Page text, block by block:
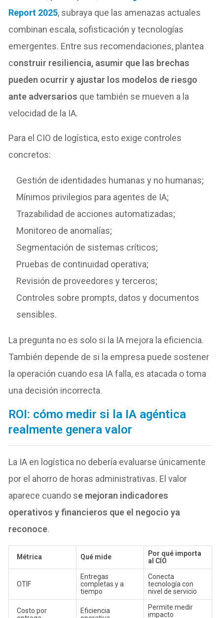
Report 2025, subraya que las amenazas actuales
combinan escala, sofisticación y tecnologías
emergentes. Entre sus recomendaciones, plantea
construir resiliencia, asumir que las brechas
pueden ocurrir y ajustar los modelos de riesgo
ante adversarios que también se mueven a la
velocidad de la IA.
Para el CIO de logística, esto exige controles
concretos:
Gestión de identidades humanas y no humanas;
Mínimos privilegios para agentes de IA;
Trazabilidad de acciones automatizadas;
Monitoreo de anomalías;
Segmentación de sistemas críticos;
Pruebas de continuidad operativa;
Revisión de proveedores y terceros;
Controles sobre prompts, datos y documentos
sensibles.
La pregunta no es solo si la IA mejora la eficiencia.
También depende de si la empresa puede sostener
la operación cuando esa IA falla, es atacada o toma
una decisión incorrecta.
ROI: cómo medir si la IA agéntica
realmente genera valor
La IA en logística no debería evaluarse únicamente
por el ahorro de horas administrativas. El valor
aparece cuando se mejoran indicadores
operativos y financieros que el negocio ya
reconoce.
Métrica Qué mide
Por qué importa
al CIO
OTIF
Entregas
completas y a
tiempo
Conecta
tecnología con
nivel de servicio
Costo por
Eficiencia
Permite medir
impacto